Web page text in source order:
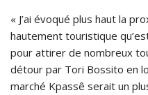
« J’ai évoqué plus haut la
hautement touristique
pour attirer de nombreux
détour par Tori Bossito en
marché Kpassê serait un